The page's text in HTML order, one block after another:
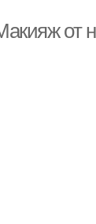
от